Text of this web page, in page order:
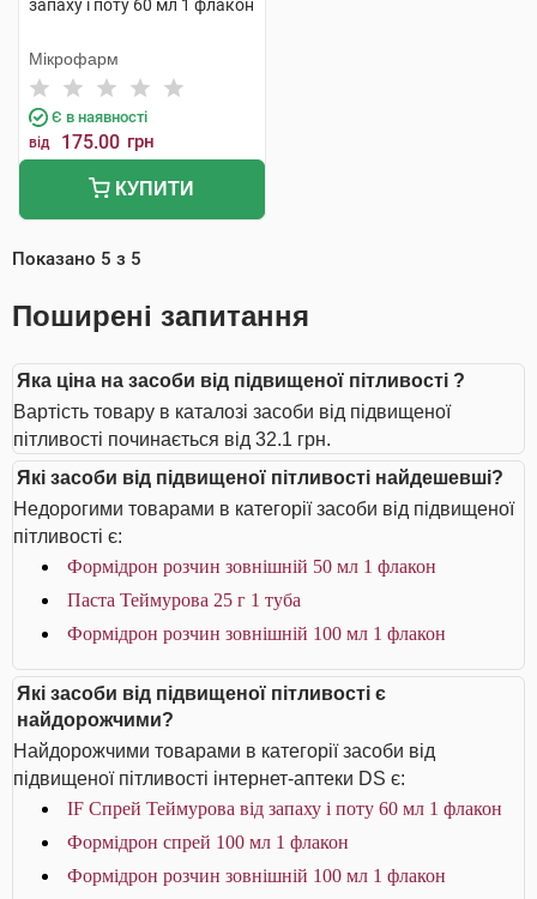
запаху і поту 60 мл 1 флакон
Мікрофарм
Є в наявності
від 175.00 грн
КУПИТИ
Показано 5 з 5
Поширені запитання
Яка ціна на засоби від підвищеної пітливості ?
Вартість товару в каталозі засоби від підвищеної
пітливості починається від 32.1 грн.
Які засоби від підвищеної пітливості найдешевші?
Недорогими товарами в категорії засоби від підвищеної
пітливості є:
Формідрон розчин зовнішній 50 мл 1 флакон
Паста Теймурова 25 г 1 туба
Формідрон розчин зовнішній 100 мл 1 флакон
Які засоби від підвищеної пітливості є
найдорожчими?
Найдорожчими товарами в категорії засоби від
підвищеної пітливості інтернет-аптеки DS є:
IF Спрей Теймурова від запаху і поту 60 мл 1 флакон
Формідрон спрей 100 мл 1 флакон
Формідрон розчин зовнішній 100 мл 1 флакон